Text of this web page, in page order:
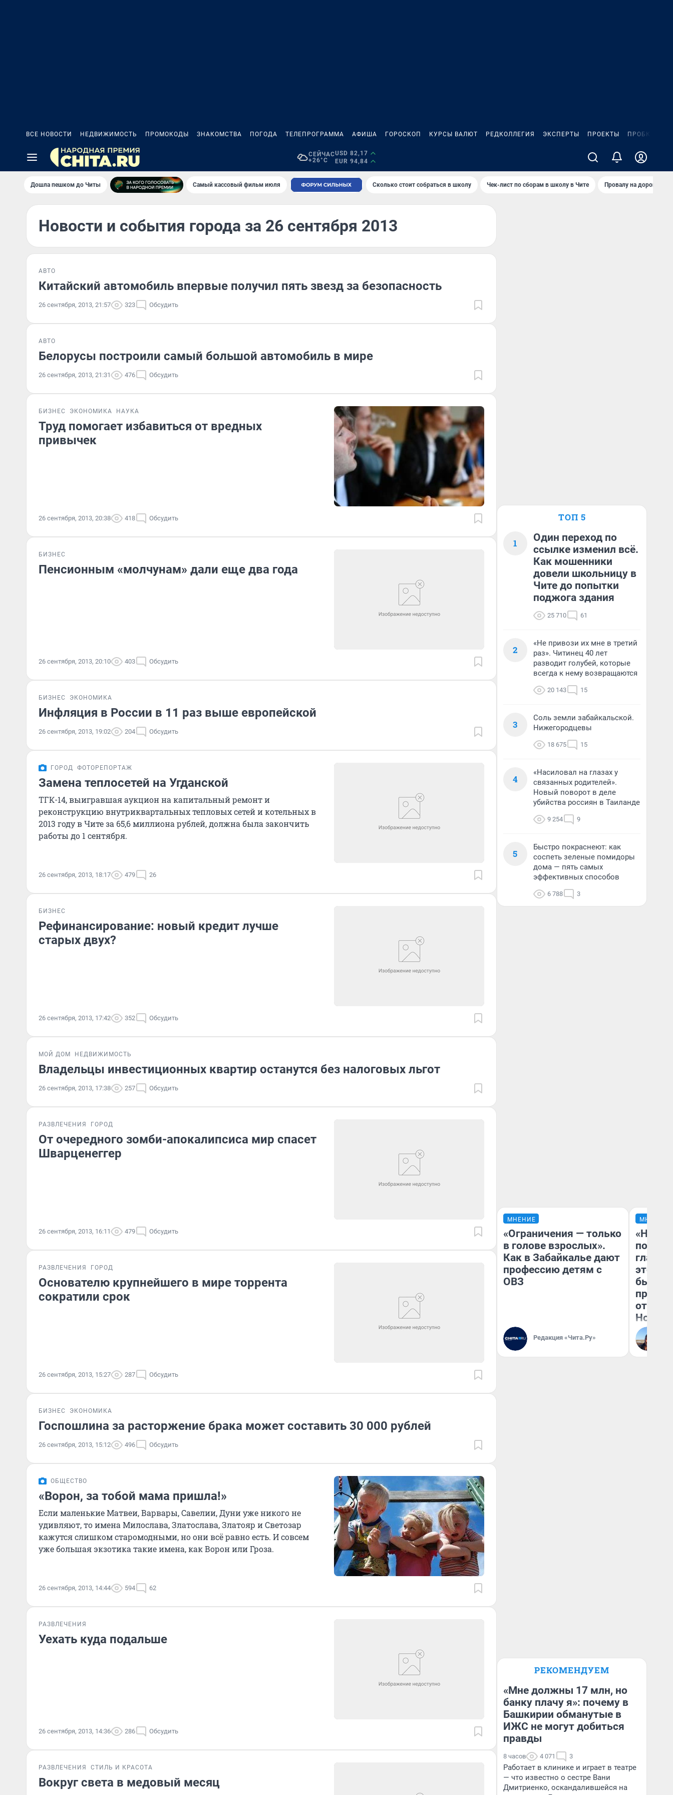
ВСЕ НОВОСТИ НЕДВИЖИМОСТЬ ПРОМОКОДЫ ЗНАКОМСТВА ПОГОДА ТЕЛЕПРОГРАММА АФИША ГОРОСКОП КУРСЫ ВАЛЮТ РЕДКОЛЛЕГИЯ ЭКСПЕРТЫ ПРОЕКТЫ ПРОБКИ
СЕЙЧАС
+26°C
USD 82,17
EUR 94,84
Дошла пешком до Читы Самый кассовый фильм июля Сколько стоит собраться в школу Чек-лист по сборам в школу в Чите Провалу на дороге
Новости и события города за 26 сентября 2013
АВТО
Китайский автомобиль впервые получил пять звезд за безопасность
26 сентября, 2013, 21:57 323 Обсудить
АВТО
Белорусы построили самый большой автомобиль в мире
26 сентября, 2013, 21:31 476 Обсудить
БИЗНЕС ЭКОНОМИКА НАУКА
Труд помогает избавиться от вредных
привычек
26 сентября, 2013, 20:38 418 Обсудить
БИЗНЕС
Пенсионным «молчунам» дали еще два года
26 сентября, 2013, 20:10 403 Обсудить
БИЗНЕС ЭКОНОМИКА
Инфляция в России в 11 раз выше европейской
26 сентября, 2013, 19:02 204 Обсудить
ГОРОД ФОТОРЕПОРТАЖ
Замена теплосетей на Угданской
ТГК-14, выигравшая аукцион на капитальный ремонт и
реконструкцию внутриквартальных тепловых сетей и котельных в
2013 году в Чите за 65,6 миллиона рублей, должна была закончить
работы до 1 сентября.
26 сентября, 2013, 18:17 479 26
БИЗНЕС
Рефинансирование: новый кредит лучше
старых двух?
26 сентября, 2013, 17:42 352 Обсудить
МОЙ ДОМ НЕДВИЖИМОСТЬ
Владельцы инвестиционных квартир останутся без налоговых льгот
26 сентября, 2013, 17:38 257 Обсудить
РАЗВЛЕЧЕНИЯ ГОРОД
От очередного зомби-апокалипсиса мир спасет
Шварценеггер
26 сентября, 2013, 16:11 479 Обсудить
РАЗВЛЕЧЕНИЯ ГОРОД
Основателю крупнейшего в мире торрента
сократили срок
26 сентября, 2013, 15:27 287 Обсудить
БИЗНЕС ЭКОНОМИКА
Госпошлина за расторжение брака может составить 30 000 рублей
26 сентября, 2013, 15:12 496 Обсудить
ОБЩЕСТВО
«Ворон, за тобой мама пришла!»
Если маленькие Матвеи, Варвары, Савелии, Дуни уже никого не
удивляют, то имена Милослава, Златослава, Златояр и Светозар
кажутся слишком старомодными, но они всё равно есть. И совсем
уже большая экзотика такие имена, как Ворон или Гроза.
26 сентября, 2013, 14:44 594 62
РАЗВЛЕЧЕНИЯ
Уехать куда подальше
26 сентября, 2013, 14:36 286 Обсудить
РАЗВЛЕЧЕНИЯ СТИЛЬ И КРАСОТА
Вокруг света в медовый месяц
ТОП 5
1
Один переход по
ссылке изменил всё.
Как мошенники
довели школьницу в
Чите до попытки
поджога здания
25 710 61
2
«Не привози их мне в третий
раз». Читинец 40 лет
разводит голубей, которые
всегда к нему возвращаются
20 143 15
3
Соль земли забайкальской.
Нижегородцевы
18 675 15
4
«Насиловал на глазах у
связанных родителей».
Новый поворот в деле
убийства россиян в Таиланде
9 254 9
5
Быстро покраснеют: как
соспеть зеленые помидоры
дома — пять самых
эффективных способов
6 788 3
МНЕНИЕ
«Ограничения — только
в голове взрослых».
Как в Забайкалье дают
профессию детям с
ОВЗ
Редакция «Чита.Ру»
МНЕНИЕ
этого
бьет
отзыв
Нолана
РЕКОМЕНДУЕМ
«Мне должны 17 млн, но
банку плачу я»: почему в
Башкирии обманутые в
ИЖС не могут добиться
правды
8 часов 4 071 3
Работает в клинике и играет в театре
— что известно о сестре Вани
Дмитриенко, оскандалившейся на